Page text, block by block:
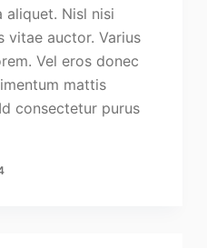
aliquet. Nisl nisi
vitae auctor. Varius
Vel eros donec
mattis
consectetur purus